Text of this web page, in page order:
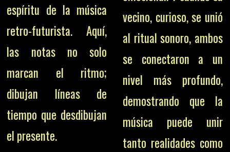
espíritu de la música
retro-futurista. Aquí,
las notas no solo
marcan el ritmo;
dibujan líneas de
tiempo que desdibujan
el presente.
vecino, curioso, se unió
al ritual sonoro, ambos
se conectaron a un
nivel más profundo,
demostrando que la
música puede unir
tanto realidades como